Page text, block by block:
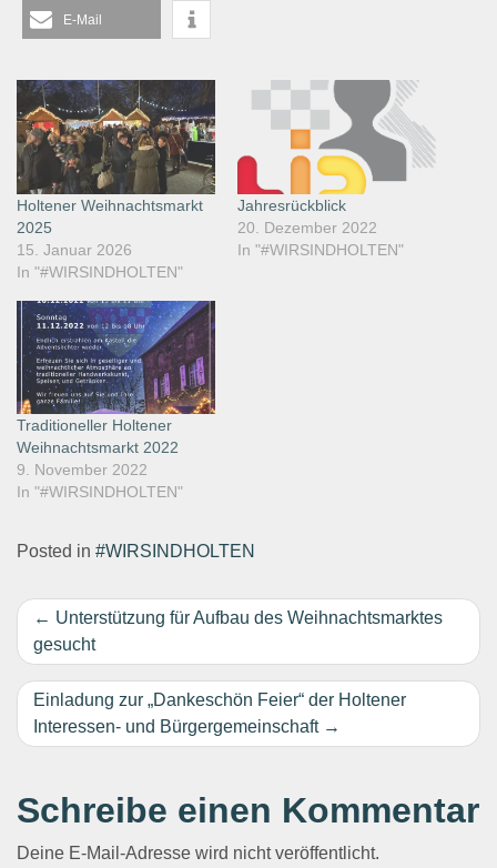
E-Mail
Holtener Weihnachtsmarkt
2025
15. Januar 2026
In "#WIRSINDHOLTEN"
Jahresrückblick
20. Dezember 2022
In "#WIRSINDHOLTEN"
Traditioneller Holtener
Weihnachtsmarkt 2022
9. November 2022
In "#WIRSINDHOLTEN"
Posted in #WIRSINDHOLTEN
Beitragsnavigation
Unterstützung für Aufbau des Weihnachtsmarktes
gesucht
Einladung zur „Dankeschön Feier“ der Holtener
Interessen- und Bürgergemeinschaft
Schreibe einen Kommentar
Deine E-Mail-Adresse wird nicht veröffentlicht.